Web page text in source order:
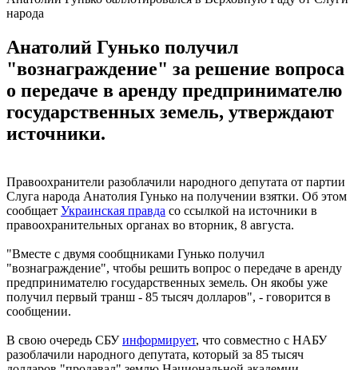
народа
Анатолий Гунько получил
"вознаграждение" за решение вопроса
о передаче в аренду предпринимателю
государственных земель, утверждают
источники.
Правоохранители разоблачили народного депутата от партии
Слуга народа Анатолия Гунько на получении взятки. Об этом
сообщает Украинская правда со ссылкой на источники в
правоохранительных органах во вторник, 8 августа.
"Вместе с двумя сообщниками Гунько получил
"вознаграждение", чтобы решить вопрос о передаче в аренду
предпринимателю государственных земель. Он якобы уже
получил первый транш - 85 тысяч долларов", - говорится в
сообщении.
В свою очередь СБУинформирует, что совместно с НАБУ
разоблачили народного депутата, который за 85 тысяч